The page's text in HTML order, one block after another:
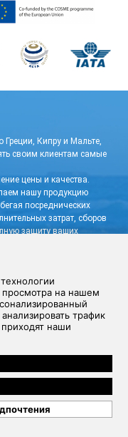
Греции, Кипру и Мальте,
своим клиентам самые
цены и качества.
нашу продукцию
посреднических
затрат, сборов
защиту ваших
1065, Никосия, Кипр, Номер
на Кипре) Контактная
электронной почты: